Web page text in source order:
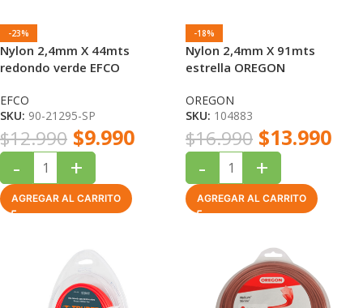
-23%
Nylon 2,4mm X 44mts
redondo verde EFCO
EFCO
SKU: 90-21295-SP
$12.990 $9.990
- +
AGREGAR AL CARRITO
-18%
Nylon 2,4mm X 91mts
estrella OREGON
OREGON
SKU: 104883
$16.990 $13.990
- +
AGREGAR AL CARRITO